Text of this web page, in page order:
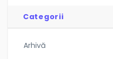
Categorii
Arhivă